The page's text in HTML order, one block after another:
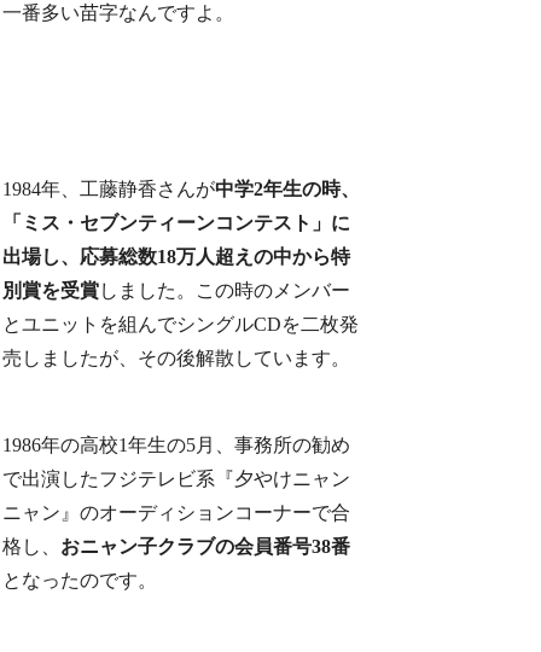
一番多い苗字なんですよ。
1984年、工藤静香さんが中学2年生の時、
「ミス・セブンティーンコンテスト」に
出場し、応募総数18万人超えの中から特
別賞を受賞しました。この時のメンバー
とユニットを組んでシングルCDを二枚発
売しましたが、その後解散しています。
1986年の高校1年生の5月、事務所の勧め
で出演したフジテレビ系『夕やけニャン
ニャン』のオーディションコーナーで合
格し、 おニャン子クラブの会員番号38番
となったのです。